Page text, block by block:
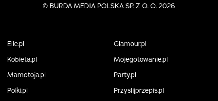
© BURDA MEDIA POLSKA SP. Z O. O. 2026
Elle.pl
Glamour.pl
Kobieta.pl
Mojegotowanie.pl
Mamotoja.pl
Party.pl
Polki.pl
Przyslijprzepis.pl